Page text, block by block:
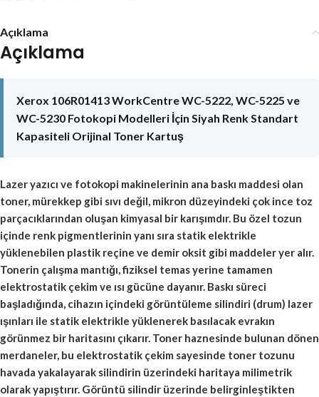
Açıklama
Açıklama
Xerox 106R01413 WorkCentre WC-5222, WC-5225 ve
WC-5230 Fotokopi Modelleri İçin Siyah Renk Standart
Kapasiteli Orijinal Toner Kartuş
Lazer yazıcı ve fotokopi makinelerinin ana baskı maddesi olan
toner, mürekkep gibi sıvı değil, mikron düzeyindeki çok ince toz
parçacıklarından oluşan kimyasal bir karışımdır. Bu özel tozun
içinde renk pigmentlerinin yanı sıra statik elektrikle
yüklenebilen plastik reçine ve demir oksit gibi maddeler yer alır.
Tonerin çalışma mantığı, fiziksel temas yerine tamamen
elektrostatik çekim ve ısı gücüne dayanır. Baskı süreci
başladığında, cihazın içindeki görüntüleme silindiri (drum) lazer
ışınları ile statik elektrikle yüklenerek basılacak evrakın
görünmez bir haritasını çıkarır. Toner haznesinde bulunan dönen
merdaneler, bu elektrostatik çekim sayesinde toner tozunu
havada yakalayarak silindirin üzerindeki haritaya milimetrik
olarak yapıştırır. Görüntü silindir üzerinde belirginleştikten